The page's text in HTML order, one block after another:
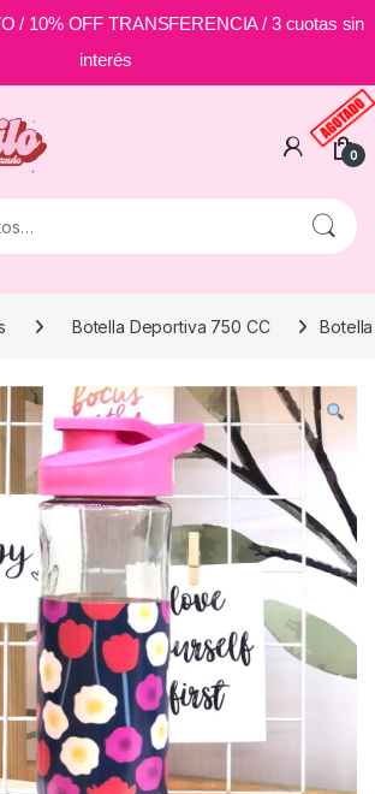
/ 10% OFF TRANSFERENCIA / 3 cuotas sin
interés
0
Botella Deportiva 750 CC